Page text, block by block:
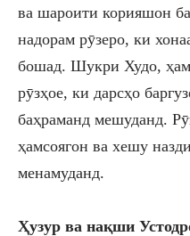
ва шароити корияшон
надорам рӯзеро, ки
бошад. Шукри Худо,
рӯзҳое, ки дарсҳо
баҳраманд мешуданд. Рӯ
ҳамсоягон ва хешу
менамуданд.
Ҳузур ва нақши